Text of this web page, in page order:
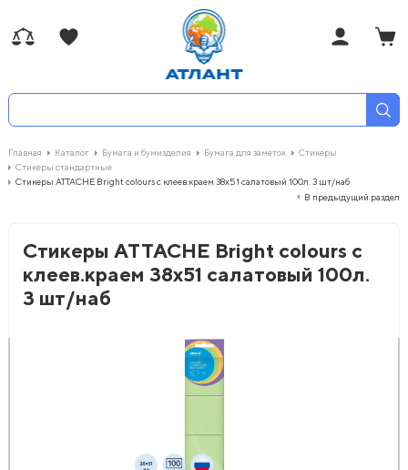
Главная Каталог Бумага и бумизделия Бумага для заметок
Стикеры
Стикеры стандартные
Стикеры ATTACHE Bright colours с клеев.краем 38х51 салатовый 100л. 3 шт/наб
В предыдущий раздел
Стикеры ATTACHE Bright colours с
клеев.краем 38х51 салатовый 100л.
3 шт/наб